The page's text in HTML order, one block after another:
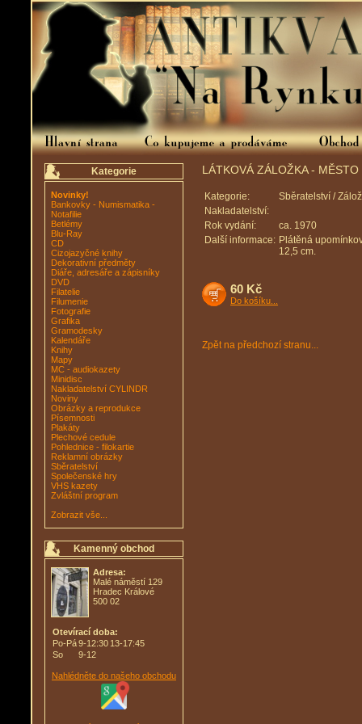
Kategorie
Novinky!
Bankovky - Numismatika -
Notafilie
Betlémy
Blu-Ray
CD
Cizojazyčné knihy
Dekorativní předměty
Diáře, adresáře a zápisníky
DVD
Filatelie
Filumenie
Fotografie
Grafika
Gramodesky
Kalendáře
Knihy
Mapy
MC - audiokazety
Minidisc
Nakladatelství CYLINDR
Noviny
Obrázky a reprodukce
Písemnosti
Plakáty
Plechové cedule
Pohlednice - filokartie
Reklamní obrázky
Sběratelství
Společenské hry
VHS kazety
Zvláštní program
Zobrazit vše...
Kamenný obchod
Adresa:
Malé náměstí 129
Hradec Králové
500 02
Otevírací doba:
Po-Pá9-12:30 13-17:45
So
9-12
Nahlédněte do našeho obchodu
LÁTKOVÁ ZÁLOŽKA -
Kategorie:
Sběratelství /
Nakladatelství:
Rok vydání:
ca. 1970
Další informace: Plátěná
12,5 cm.
60 Kč
Do košíku...
Zpět na předchozí stranu...